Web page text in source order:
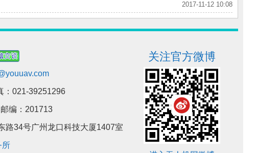
2017-11-12 10:08
：021-39251296
编：201713
路34号广州龙口科技大厦1407室
所
关注官方微博